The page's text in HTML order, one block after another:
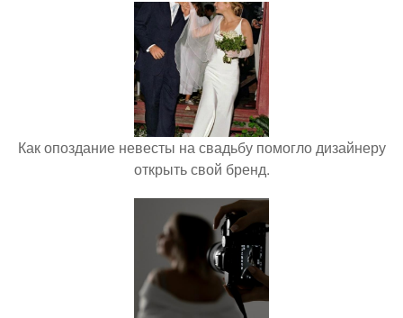
Как опоздание невесты на свадьбу помогло дизайнеру
открыть свой бренд.